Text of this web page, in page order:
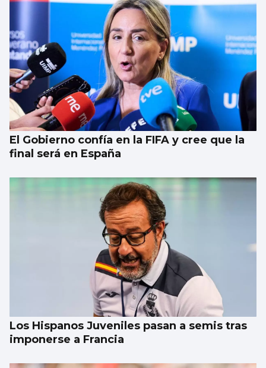
El Gobierno confía en la FIFA y cree que la
final será en España
Los Hispanos Juveniles pasan a semis tras
imponerse a Francia